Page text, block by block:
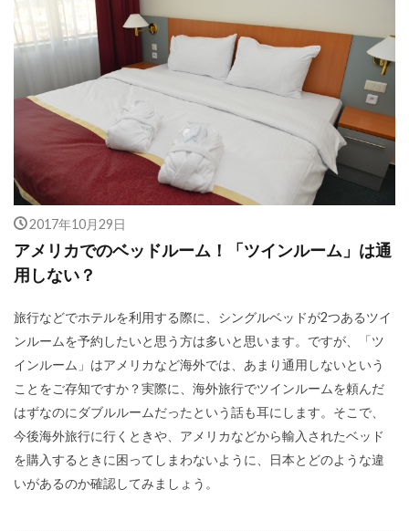
2017年10月29日
アメリカでのベッドルーム！「ツインルーム」は通
用しない？
旅行などでホテルを利用する際に、シングルベッドが2つあるツイ
ンルームを予約したいと思う方は多いと思います。ですが、「ツ
インルーム」はアメリカなど海外では、あまり通用しないという
ことをご存知ですか？実際に、海外旅行でツインルームを頼んだ
はずなのにダブルルームだったという話も耳にします。そこで、
今後海外旅行に行くときや、アメリカなどから輸入されたベッド
を購入するときに困ってしまわないように、日本とどのような違
いがあるのか確認してみましょう。